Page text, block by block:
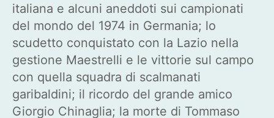
italiana e alcuni aneddoti sui campionati
del mondo del 1974 in Germania; lo
scudetto conquistato con la Lazio nella
gestione Maestrelli e le vittorie sul campo
con quella squadra di scalmanati
garibaldini; il ricordo del grande amico
Giorgio Chinaglia; la morte di Tommaso